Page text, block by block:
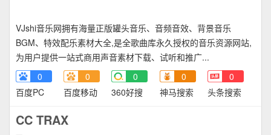
VJshi音乐网拥有海量正版罐头音乐、音频音效、背景音乐
BGM、特效配乐素材大全,是全歌曲库永久授权的音乐资源网站,
为用户提供一站式商用声音素材下载、试听和推广...
0
百度PC
0
百度移动
0
360好搜
0
神马搜索
0
头条搜索
CC TRAX